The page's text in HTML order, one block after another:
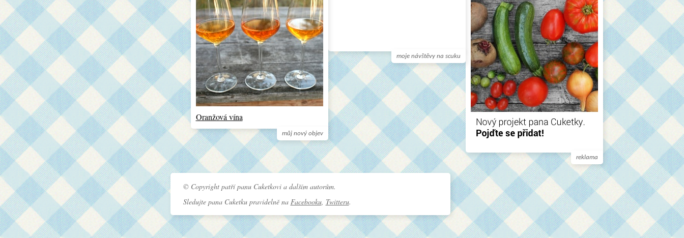
reklama
moje návštěvy na scuku
můj nový objev
Oranžová vína
© Copyright patří panu Cuketkovi a dalším autorům.
Sledujte pana Cuketku pravidelně na Facebooku, Twitteru.